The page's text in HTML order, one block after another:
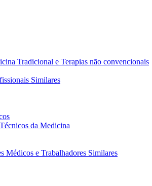
Tradicional e Terapias não convencionais
Similares
da Medicina
Médicos e Trabalhadores Similares